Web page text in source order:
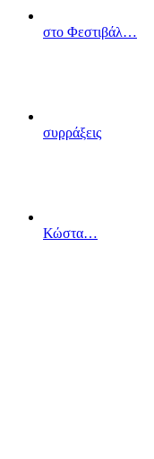
στο Φεστιβάλ…
συρράξεις
Κώστα…